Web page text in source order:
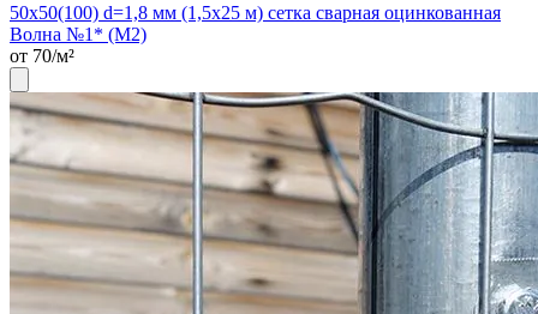
50х50(100) d=1,8 мм (1,5х25 м) сетка сварная оцинкованная
Волна №1* (М2)
от 70/м²